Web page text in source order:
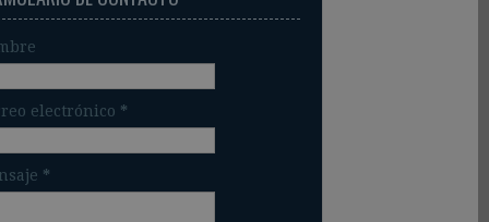
electrónico *
*